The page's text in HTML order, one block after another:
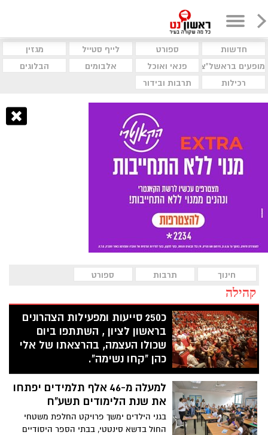
חדשות ספורט לייף סטייל
מגזין
מופעים בראשל"צ
פנאי ואוכל אלבומים
הבלוגים
רכילות
תרבות ובידור
חינוך תרבות ספורט
קהילה
כ250 סייעות ומפעילות הצהרונים
בראשון לציון , השתתפו ביום
שכולו העצמה, בהרצאתו של אלי
כהן "קחו נשימה".
לקראת פתיחת שנת הלימודים, החברה
העירונית ראשון לציון ,קיימה יום היערכות
סייעות ופעילות צהרונים. הסייעות בחרו
להתעצם, דרך הרצאתו של אלי כהן, "לוחם
האש" מהסדרה גיבורים- ערוץ 10 , מפקד צוות
למעלה מ-46 אלף תלמידים יפתחו
את שנת הלימודים תשע"ח
בגני הילדים ימשך פרויקט החלפת משטחי
החול בדשא סינטטי, בבתי הספר היסודיים